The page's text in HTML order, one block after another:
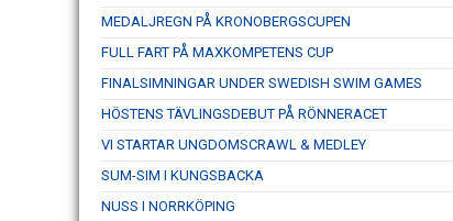
MEDALJREGN PÅ KRONOBERGSCUPEN
FULL FART PÅ MAXKOMPETENS CUP
FINALSIMNINGAR UNDER SWEDISH SWIM GAMES
HÖSTENS TÄVLINGSDEBUT PÅ RÖNNERACET
VI STARTAR UNGDOMSCRAWL & MEDLEY
SUM-SIM I KUNGSBACKA
NUSS I NORRKÖPING